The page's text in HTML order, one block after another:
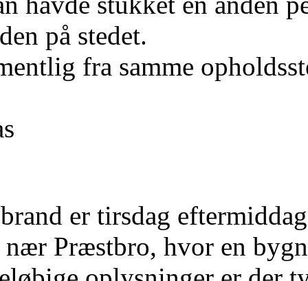
på stedet.
fra samme
er tirsdag
Præstbro, hvor en